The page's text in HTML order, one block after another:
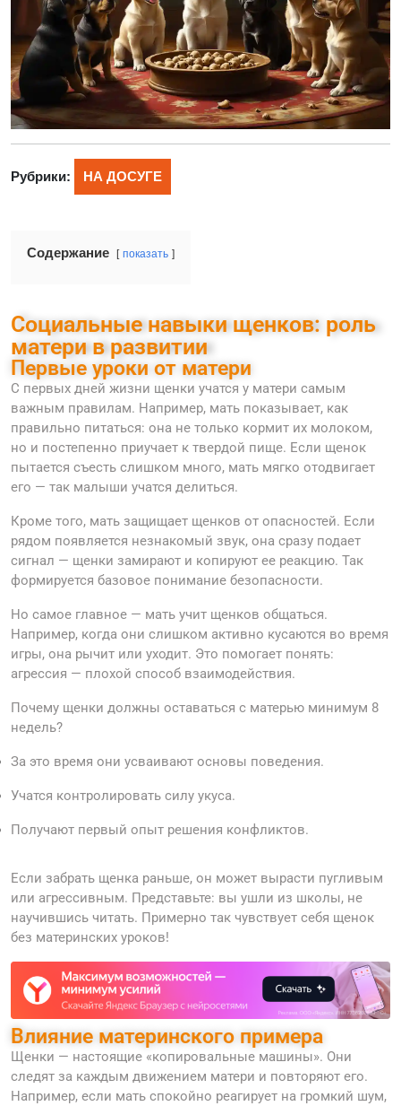
Рубрики: НА ДОСУГЕ
Содержание показать
Социальные навыки щенков: роль
матери в развитии
Первые уроки от матери
С первых дней жизни щенки учатся у матери самым
важным правилам. Например, мать показывает, как
правильно питаться: она не только кормит их молоком,
но и постепенно приучает к твердой пище. Если щенок
пытается съесть слишком много, мать мягко отодвигает
его — так малыши учатся делиться.
Кроме того, мать защищает щенков от опасностей. Если
рядом появляется незнакомый звук, она сразу подает
сигнал — щенки замирают и копируют ее реакцию. Так
формируется базовое понимание безопасности.
Но самое главное — мать учит щенков общаться.
Например, когда они слишком активно кусаются во время
игры, она рычит или уходит. Это помогает понять:
агрессия — плохой способ взаимодействия.
Почему щенки должны оставаться с матерью минимум 8
недель?
За это время они усваивают основы поведения.
Учатся контролировать силу укуса.
Получают первый опыт решения конфликтов.
Если забрать щенка раньше, он может вырасти пугливым
или агрессивным. Представьте: вы ушли из школы, не
научившись читать. Примерно так чувствует себя щенок
без материнских уроков!
Влияние материнского примера
Щенки — настоящие «копировальные машины». Они
следят за каждым движением матери и повторяют его.
Например, если мать спокойно реагирует на громкий шум,